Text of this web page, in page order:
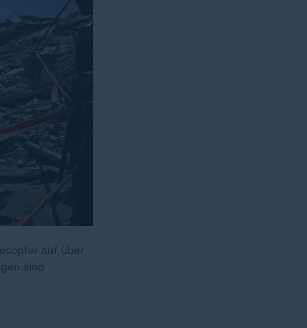
auf über
sind